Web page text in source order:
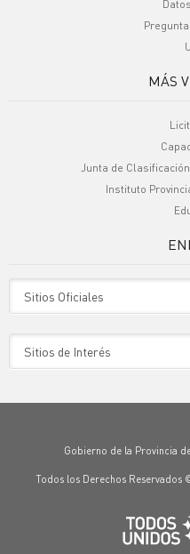
MÁS
Junta de
Instituto
Gobierno de la Provincia
Todos los Derechos Reservados